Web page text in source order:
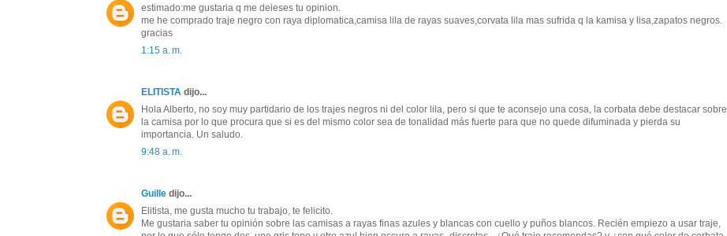
estimado:me gustaria q me deieses tu opinion.
me he comprado traje negro con raya diplomatica,camisa lila de rayas suaves,corvata lila mas sufrida q la kamisa y lisa,zapatos negros.
gracias
1:15 a. m.
ELITISTA dijo...
Hola Alberto, no soy muy partidario de los trajes negros ni del color lila, pero si que te aconsejo una cosa, la corbata debe destacar sobre
la camisa por lo que procura que si es del mismo color sea de tonalidad más fuerte para que no quede difuminada y pierda su
importancia. Un saludo.
9:48 a. m.
Guille dijo...
Elitista, me gusta mucho tu trabajo, te felicito.
Me gustaria saber tu opinión sobre las camisas a rayas finas azules y blancas con cuello y puños blancos. Recién empiezo a usar traje,